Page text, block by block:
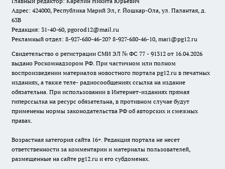
Адрес: 424000, Республика Марий Эл, г. Йошкар-Ола, ул. Палантая, д.
63В
Редакция: 31-40-60, pgorod12@mail.ru
Рекламный отдел: 8-927-680-46-20? 8-927-680-46-10, mari@pg12.ru
Свидетельство о регистрации СМИ ЭЛ № ФС 77 - 91312 от 16.04.2026
выдано Роскомнадзором РФ. При частичном или полном
воспроизведении материалов новостного портала pg12.ru в печатных
изданиях, а также теле- радиосообщениях ссылка на издание
обязательна. При использовании в Интернет-изданиях прямая
гиперссылка на ресурс обязательна, в противном случае будут
применены нормы законодательства РФ об авторских и смежных
правах.
Возрастная категория сайта 16+. Редакция портала не несет
ответственности за комментарии и материалы пользователей,
размещенные на сайте pg12.ru и его субдоменах.